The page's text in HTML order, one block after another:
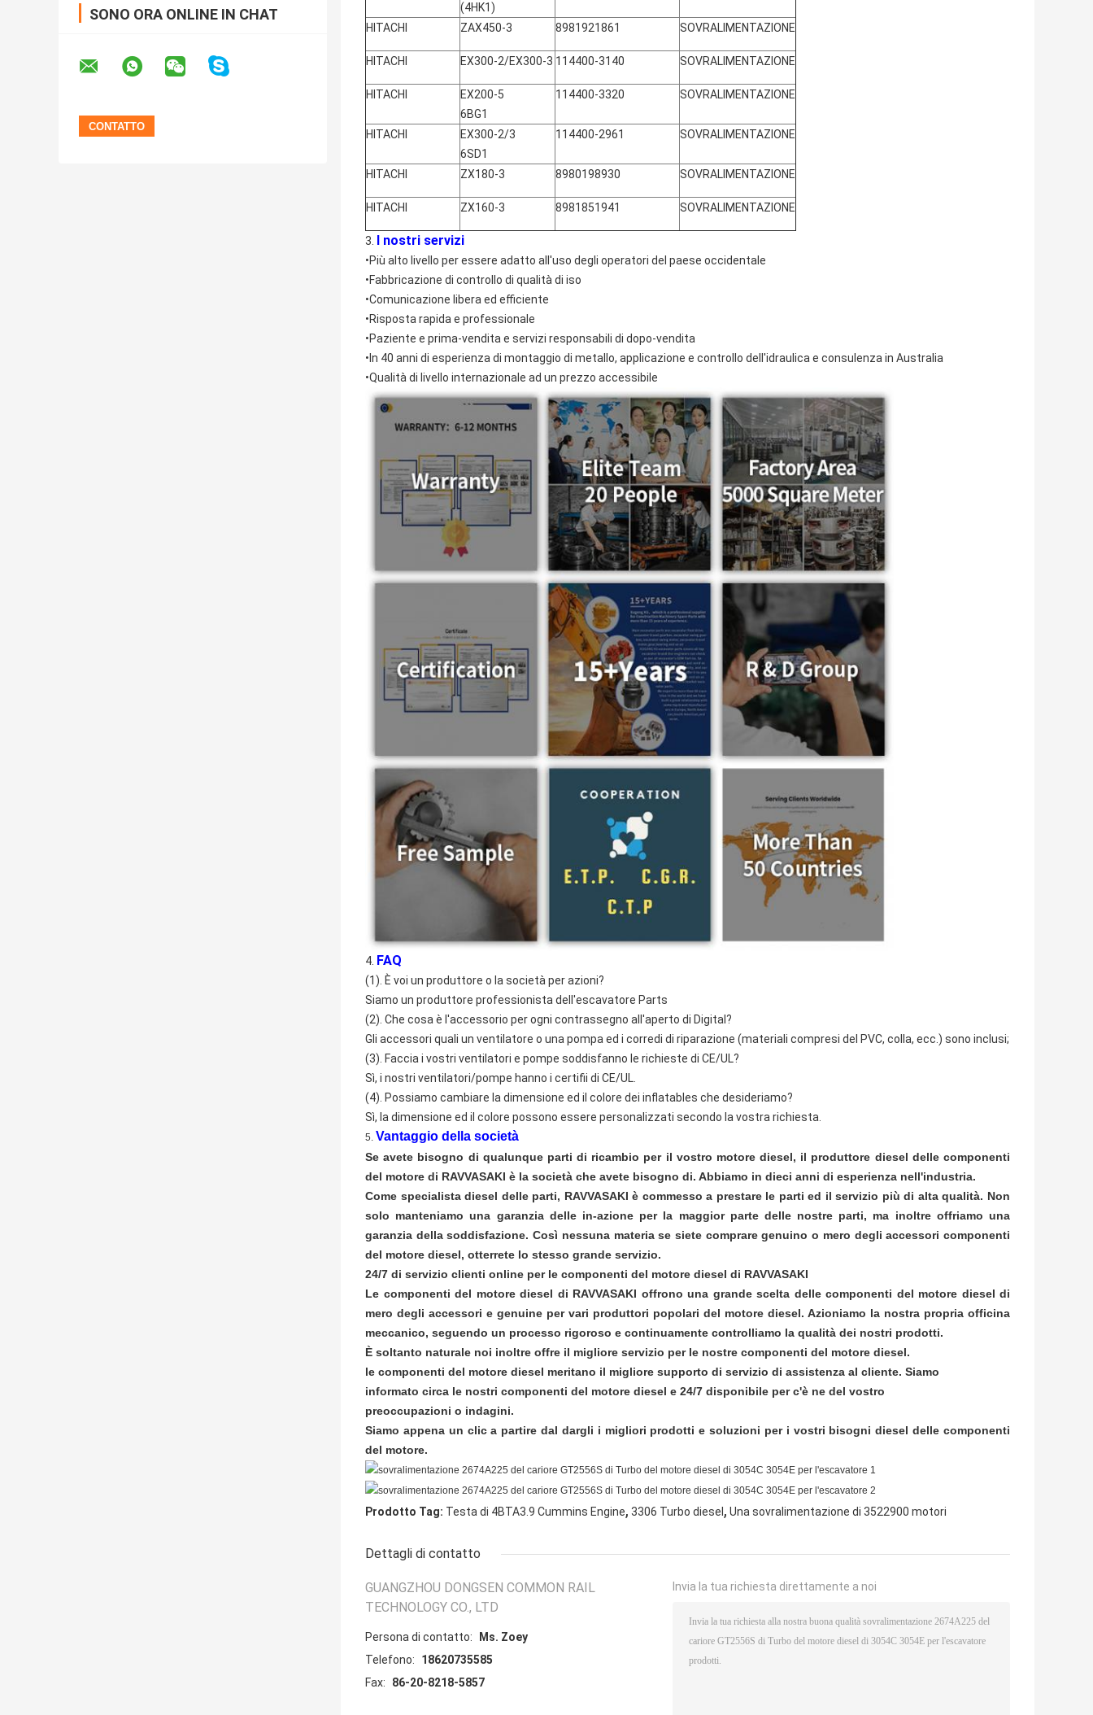
SONO ORA ONLINE IN CHAT
(4HK1)
HITACHI ZAX450-3 8981921861 SOVRALIMENTAZIONE
HITACHI EX300-2/EX300-3 114400-3140 SOVRALIMENTAZIONE
HITACHI
EX200-5
6BG1
114400-3320 SOVRALIMENTAZIONE
HITACHI
EX300-2/3
6SD1
114400-2961 SOVRALIMENTAZIONE
HITACHI ZX180-3 8980198930 SOVRALIMENTAZIONE
HITACHI ZX160-3 8981851941 SOVRALIMENTAZIONE
3. I nostri servizi
•Più alto livello per essere adatto all'uso degli operatori del paese occidentale
•Fabbricazione di controllo di qualità di iso
•Comunicazione libera ed efficiente
•Risposta rapida e professionale
•Paziente e prima-vendita e servizi responsabili di dopo-vendita
•In 40 anni di esperienza di montaggio di metallo, applicazione e controllo dell'idraulica e consulenza in Australia
•Qualità di livello internazionale ad un prezzo accessibile
4. FAQ
(1). È voi un produttore o la società per azioni?
Siamo un produttore professionista dell'escavatore Parts
(2). Che cosa è l'accessorio per ogni contrassegno all'aperto di Digital?
Gli accessori quali un ventilatore o una pompa ed i corredi di riparazione (materiali compresi del PVC, colla, ecc.) sono inclusi;
(3). Faccia i vostri ventilatori e pompe soddisfanno le richieste di CE/UL?
Sì, i nostri ventilatori/pompe hanno i certifii di CE/UL.
(4). Possiamo cambiare la dimensione ed il colore dei inflatables che desideriamo?
Sì, la dimensione ed il colore possono essere personalizzati secondo la vostra richiesta.
5. Vantaggio della società
Se avete bisogno di qualunque parti di ricambio per il vostro motore diesel, il produttore diesel delle componenti
del motore di RAVVASAKI è la società che avete bisogno di. Abbiamo in dieci anni di esperienza nell'industria.
Come specialista diesel delle parti, RAVVASAKI è commesso a prestare le parti ed il servizio più di alta qualità. Non
solo manteniamo una garanzia delle in-azione per la maggior parte delle nostre parti, ma inoltre offriamo una
garanzia della soddisfazione. Così nessuna materia se siete comprare genuino o mero degli accessori componenti
del motore diesel, otterrete lo stesso grande servizio.
24/7 di servizio clienti online per le componenti del motore diesel di RAVVASAKI
Le componenti del motore diesel di RAVVASAKI offrono una grande scelta delle componenti del motore diesel di
mero degli accessori e genuine per vari produttori popolari del motore diesel. Azioniamo la nostra propria officina
meccanico, seguendo un processo rigoroso e continuamente controlliamo la qualità dei nostri prodotti.
È soltanto naturale noi inoltre offre il migliore servizio per le nostre componenti del motore diesel.
le componenti del motore diesel meritano il migliore supporto di servizio di assistenza al cliente. Siamo
informato circa le nostri componenti del motore diesel e 24/7 disponibile per c'è ne del vostro
preoccupazioni o indagini.
Siamo appena un clic a partire dal dargli i migliori prodotti e soluzioni per i vostri bisogni diesel delle componenti
del motore.
Prodotto Tag: Testa di 4BTA3.9 Cummins Engine, 3306 Turbo diesel , Una sovralimentazione di 3522900 motori
Dettagli di contatto
GUANGZHOU DONGSEN COMMON RAIL
TECHNOLOGY CO., LTD
Persona di contatto:
Ms. Zoey
Telefono:
18620735585
Fax:
86-20-8218-5857
Invia la tua richiesta direttamente a noi